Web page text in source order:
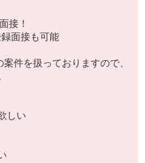
接！
面接も可能
件を扱っておりますので、
しい